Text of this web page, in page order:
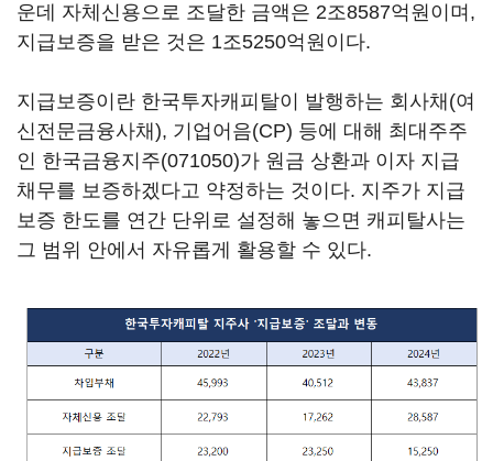
운데 자체신용으로 조달한 금액은 2조8587억원이며,
지급보증을 받은 것은 1조5250억원이다.
지급보증이란 한국투자캐피탈이 발행하는 회사채(여
신전문금융사채), 기업어음(CP) 등에 대해 최대주주
인 한국금융지주(071050)가 원금 상환과 이자 지급
채무를 보증하겠다고 약정하는 것이다. 지주가 지급
보증 한도를 연간 단위로 설정해 놓으면 캐피탈사는
그 범위 안에서 자유롭게 활용할 수 있다.